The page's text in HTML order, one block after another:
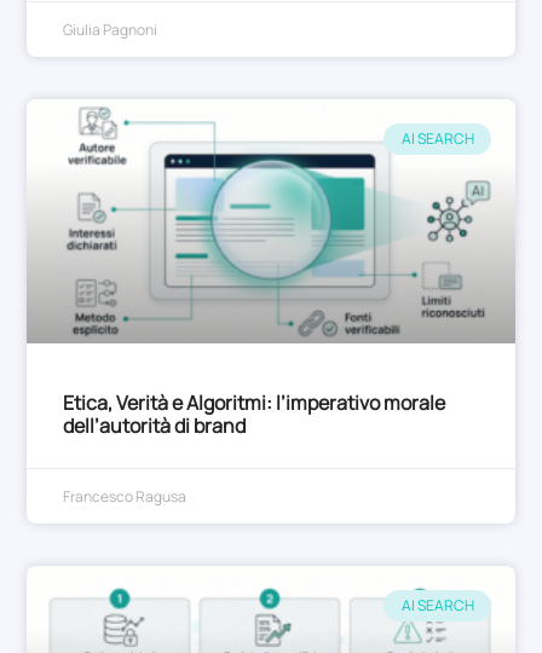
Giulia Pagnoni
AI SEARCH
Etica, Verità e Algoritmi: l’imperativo morale
dell’autorità di brand
Francesco Ragusa
AI SEARCH